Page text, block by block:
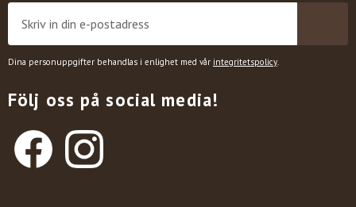
Dina personuppgifter behandlas i enlighet med vår integritetspolicy.
Följ oss på social media!